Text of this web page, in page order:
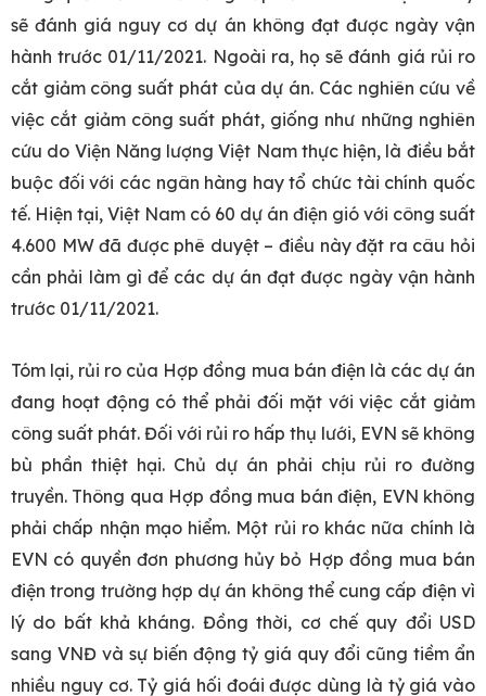
sẽ đánh giá nguy cơ dự án không đạt được ngày vận
hành trước 01/11/2021. Ngoài ra, họ sẽ đánh giá rủi ro
cắt giảm công suất phát của dự án. Các nghiên cứu về
việc cắt giảm công suất phát, giống như những nghiên
cứu do Viện Năng lượng Việt Nam thực hiện, là điều bắt
buộc đối với các ngân hàng hay tổ chức tài chính quốc
tế. Hiện tại, Việt Nam có 60 dự án điện gió với công suất
4.600 MW đã được phê duyệt – điều này đặt ra câu hỏi
cần phải làm gì để các dự án đạt được ngày vận hành
trước 01/11/2021.
Tóm lại, rủi ro của Hợp đồng mua bán điện là các dự án
đang hoạt động có thể phải đối mặt với việc cắt giảm
công suất phát. Đối với rủi ro hấp thụ lưới, EVN sẽ không
bù phần thiệt hại. Chủ dự án phải chịu rủi ro đường
truyền. Thông qua Hợp đồng mua bán điện, EVN không
phải chấp nhận mạo hiểm. Một rủi ro khác nữa chính là
EVN có quyền đơn phương hủy bỏ Hợp đồng mua bán
điện trong trường hợp dự án không thể cung cấp điện vì
lý do bất khả kháng. Đồng thời, cơ chế quy đổi USD
sang VNĐ và sự biến động tỷ giá quy đổi cũng tiềm ẩn
nhiều nguy cơ. Tỷ giá hối đoái được dùng là tỷ giá vào